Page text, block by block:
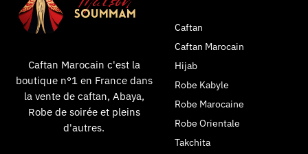
Caftan Marocain c'est la
boutique n°1 en France dans
la vente de caftan, Abaya,
Robe de soirée et pleins
d'autres.
Caftan
Caftan Marocain
Hijab
Robe Kabyle
Robe Marocaine
Robe Orientale
Takchita